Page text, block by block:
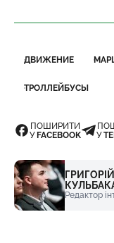
ДВИЖЕНИЕ
ТРОЛЛЕЙБУСЫ
ПОШИРИТИ
УFACEBOOK
У
ГРИГОРІЙ
Редактор